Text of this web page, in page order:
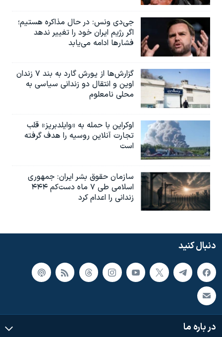
جی‌دی ونس: در حال مذاکره هستیم؛
اگر رژیم ایران خود را تغییر ندهد
فشارها ادامه می‌یابد
گزارش‌ها از یورش گارد به بند ۷ زندان
اوین و انتقال دو زندانی سیاسی به
محلی نامعلوم
اوکراین با حمله به «وایلدبریز» قلب
تجارت آنلاین روسیه را هدف گرفته
است
سازمان حقوق بشر ایران: جمهوری
اسلامی طی ۷ ماه دست‌کم ۴۴۴
زندانی را اعدام کرد
دنبال کنید
در باره ما